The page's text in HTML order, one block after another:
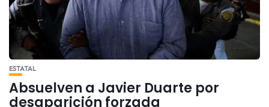
ESTATAL
Absuelven a Javier Duarte por
desaparición forzada